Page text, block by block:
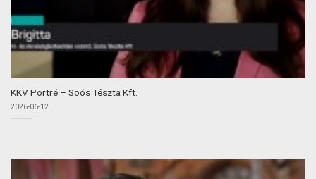
KKV Portré – Soós Tészta Kft.
2026-06-12